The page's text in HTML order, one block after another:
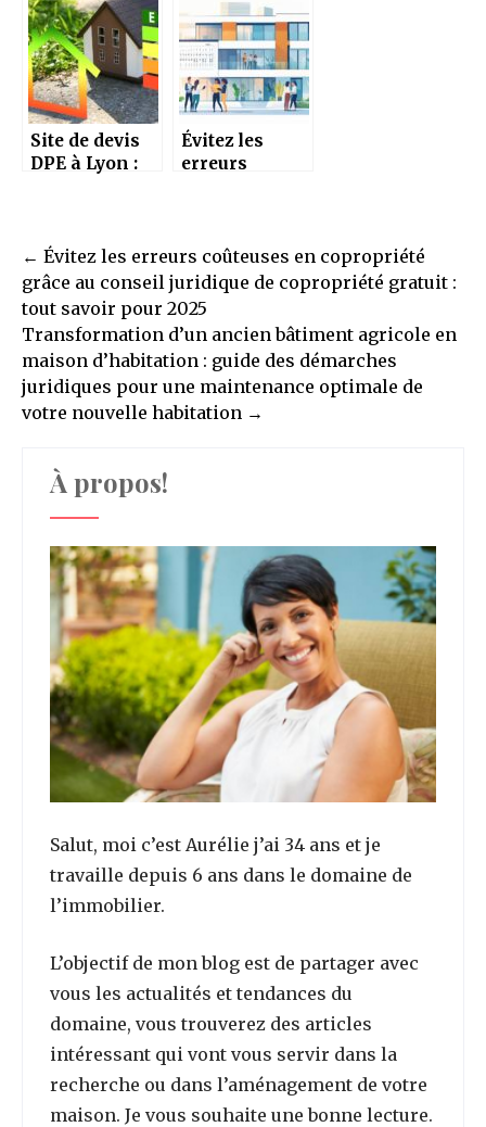
l’expertise
immobiliere a
votre service
inspirant
pour partager
vos astuces et
conseils
Site de devis
DPE à Lyon :
projet
immobilier
Évitez les
erreurs
conseil
juridique de
copropriété
gratuit : tout
savoir pour
2025
Post
navigation
← Évitez les erreurs coûteuses en copropriété
grâce au conseil juridique de copropriété gratuit :
tout savoir pour 2025
Transformation d’un ancien bâtiment agricole en
maison d’habitation : guide des démarches
juridiques pour une maintenance optimale de
votre nouvelle habitation →
À propos!
Salut, moi c’est Aurélie j’ai 34 ans et je
travaille depuis 6 ans dans le domaine de
l’immobilier.
L’objectif de mon blog est de partager avec
vous les actualités et tendances du
domaine, vous trouverez des articles
intéressant qui vont vous servir dans la
recherche ou dans l’aménagement de votre
maison. Je vous souhaite une bonne lecture.